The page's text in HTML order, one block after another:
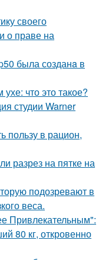
своего
о праве на
была созданa в
что это такое?
студии Warner
пользу в рацион,
разрез на пятке на
подозревают в
веса.
Привлекательным":
80 кг, откровенно